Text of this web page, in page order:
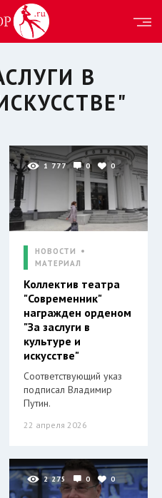
В
1 777 0 0
НОВОСТИ
МАТЕРИАЛ
Коллектив театра
"Современник"
награжден орденом
"За заслуги в
культуре и
искусстве"
Соответствующий указ
подписал Владимир
Путин.
22 апреля 2026
2 275 0 0